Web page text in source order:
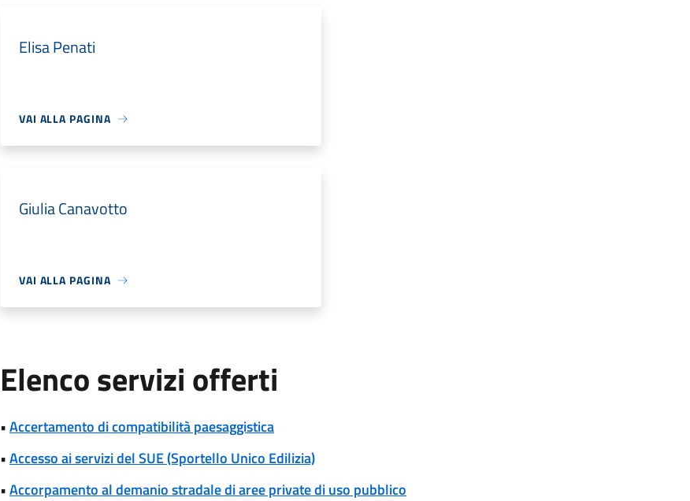
Elisa Penati
VAI ALLA PAGINA
Giulia Canavotto
VAI ALLA PAGINA
Elenco servizi offerti
•Accertamento di compatibilità paesaggistica
•Accesso ai servizi del SUE (Sportello Unico Edilizia)
•Accorpamento al demanio stradale di aree private di uso pubblico